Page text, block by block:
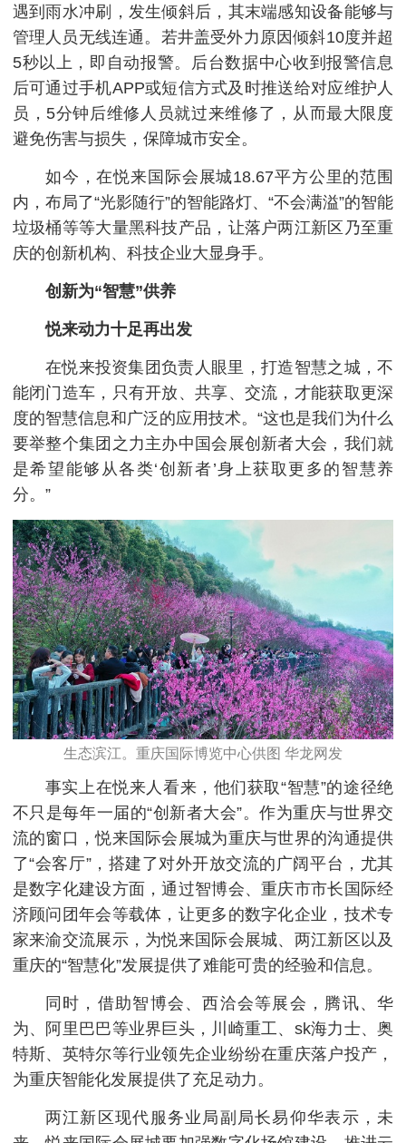
遇到雨水冲刷，发生倾斜后，其末端感知设备能够与
管理人员无线连通。若井盖受外力原因倾斜10度并超
5秒以上，即自动报警。后台数据中心收到报警信息
后可通过手机APP或短信方式及时推送给对应维护人
员，5分钟后维修人员就过来维修了，从而最大限度
避免伤害与损失，保障城市安全。
如今，在悦来国际会展城18.67平方公里的范围
内，布局了“光影随行”的智能路灯、“不会满溢”的智能
垃圾桶等等大量黑科技产品，让落户两江新区乃至重
庆的创新机构、科技企业大显身手。
创新为“智慧”供养
悦来动力十足再出发
在悦来投资集团负责人眼里，打造智慧之城，不
能闭门造车，只有开放、共享、交流，才能获取更深
度的智慧信息和广泛的应用技术。“这也是我们为什么
要举整个集团之力主办中国会展创新者大会，我们就
是希望能够从各类‘创新者’身上获取更多的智慧养
分。”
生态滨江。重庆国际博览中心供图 华龙网发
事实上在悦来人看来，他们获取“智慧”的途径绝
不只是每年一届的“创新者大会”。作为重庆与世界交
流的窗口，悦来国际会展城为重庆与世界的沟通提供
了“会客厅”，搭建了对外开放交流的广阔平台，尤其
是数字化建设方面，通过智博会、重庆市市长国际经
济顾问团年会等载体，让更多的数字化企业，技术专
家来渝交流展示，为悦来国际会展城、两江新区以及
重庆的“智慧化”发展提供了难能可贵的经验和信息。
同时，借助智博会、西洽会等展会，腾讯、华
为、阿里巴巴等业界巨头，川崎重工、sk海力士、奥
特斯、英特尔等行业领先企业纷纷在重庆落户投产，
为重庆智能化发展提供了充足动力。
两江新区现代服务业局副局长易仰华表示，未